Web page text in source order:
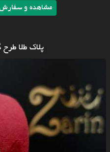
مشاهده و سفارش
پلاک طلا